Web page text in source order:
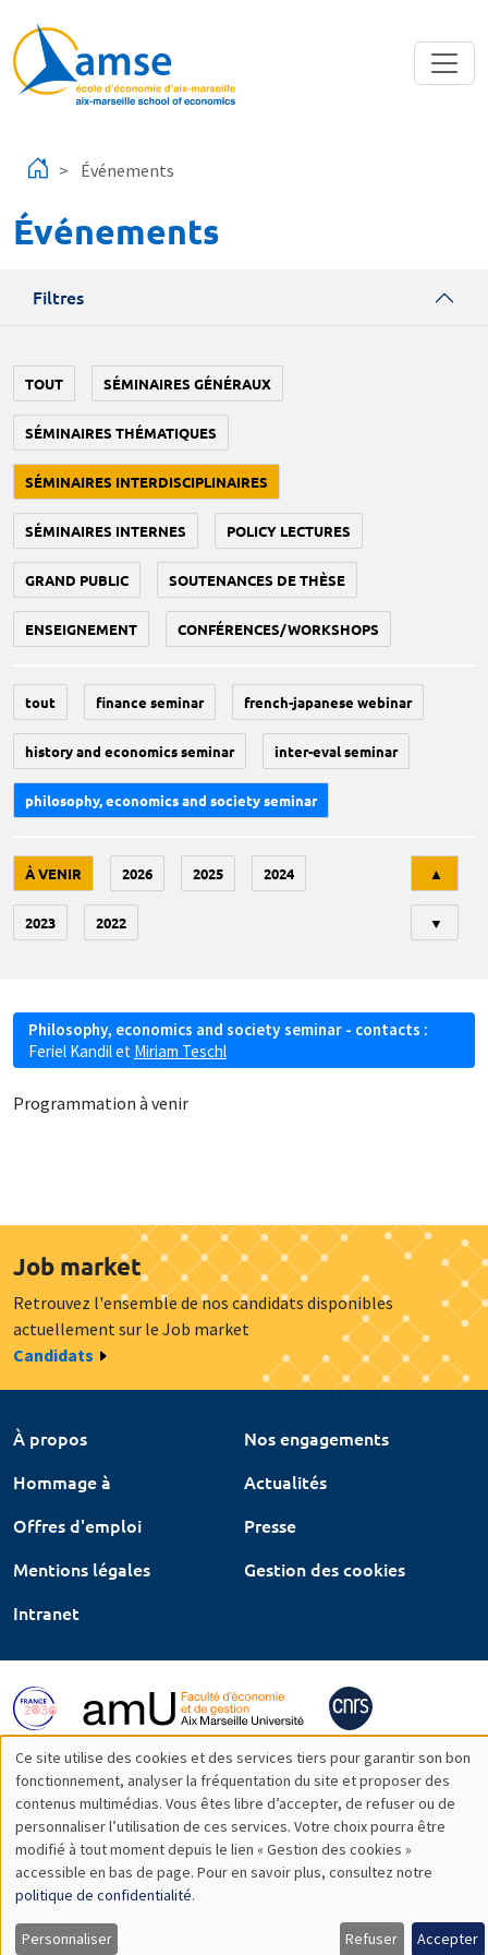
Événements
Événements
Filtres
TOUT SÉMINAIRES GÉNÉRAUX
SÉMINAIRES THÉMATIQUES
SÉMINAIRES INTERDISCIPLINAIRES
SÉMINAIRES INTERNES POLICY LECTURES
GRAND PUBLIC SOUTENANCES DE THÈSE
ENSEIGNEMENT CONFÉRENCES/WORKSHOPS
tout finance seminar french-japanese webinar
history and economics seminar inter-eval seminar
philosophy, economics and society seminar
À VENIR 2026 2025 2024
2023 2022
▲
▼
Philosophy, economics and society seminar - contacts :
Feriel Kandilet Miriam Teschl
Programmation à venir
Job market
Retrouvez l'ensemble de nos candidats disponibles
actuellement sur le Job market
Candidats
À propos
Nos engagements
Hommage à
Actualités
Offres d'emploi
Presse
Mentions légales
Gestion des cookies
Intranet
Utilisation
des
données
personnelles
et
Ce site utilise des cookies et des services tiers pour garantir son bon
fonctionnement, analyser la fréquentation du site et proposer des
contenus multimédias. Vous êtes libre d’accepter, de refuser ou de
personnaliser l’utilisation de ces services. Votre choix pourra être
modifié à tout moment depuis le lien « Gestion des cookies »
accessible en bas de page. Pour en savoir plus, consultez notre
politique de confidentialité.
Personnaliser Refuser Accepter